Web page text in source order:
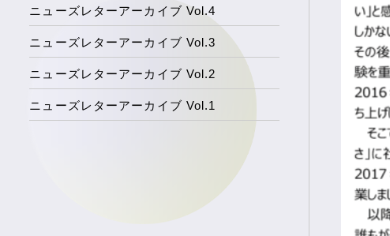
ニューズレターアーカイブ Vol.4
ニューズレターアーカイブ Vol.3
ニューズレターアーカイブ Vol.2
ニューズレターアーカイブ Vol.1